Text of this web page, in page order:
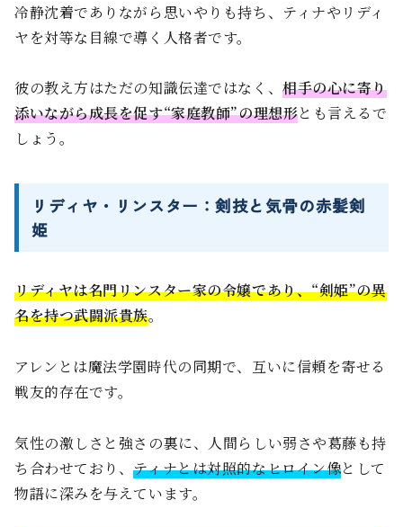
冷静沈着でありながら思いやりも持ち、ティナやリディ
ヤを対等な目線で導く人格者です。
彼の教え方はただの知識伝達ではなく、相手の心に寄り
添いながら成長を促す“家庭教師”の理想形とも言えるで
しょう。
リディヤ・リンスター：剣技と気骨の赤髪剣
姫
リディヤは名門リンスター家の令嬢であり、“剣姫”の異
名を持つ武闘派貴族。
アレンとは魔法学園時代の同期で、互いに信頼を寄せる
戦友的存在です。
気性の激しさと強さの裏に、人間らしい弱さや葛藤も持
ち合わせており、ティナとは対照的なヒロイン像として
物語に深みを与えています。